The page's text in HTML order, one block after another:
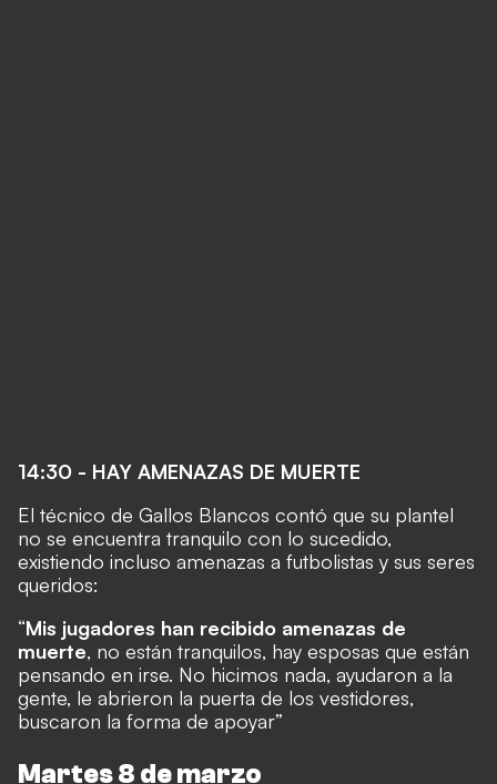
14:30 - HAY AMENAZAS DE MUERTE
El técnico de Gallos Blancos contó que su plantel
no se encuentra tranquilo con lo sucedido,
existiendo incluso amenazas a futbolistas y sus seres
queridos:
“Mis jugadores han recibido amenazas de
muerte, no están tranquilos, hay esposas que están
pensando en irse. No hicimos nada, ayudaron a la
gente, le abrieron la puerta de los vestidores,
buscaron la forma de apoyar”
Martes 8 de marzo